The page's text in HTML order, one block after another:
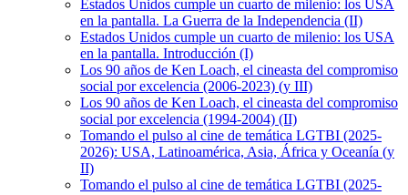
Estados Unidos cumple un cuarto de milenio: los USA
en la pantalla. La Guerra de la Independencia (II)
Estados Unidos cumple un cuarto de milenio: los USA
en la pantalla. Introducción (I)
Los 90 años de Ken Loach, el cineasta del compromiso
social por excelencia (2006-2023) (y III)
Los 90 años de Ken Loach, el cineasta del compromiso
social por excelencia (1994-2004) (II)
Tomando el pulso al cine de temática LGTBI (2025-
2026): USA, Latinoamérica, Asia, África y Oceanía (y
II)
Tomando el pulso al cine de temática LGTBI (2025-